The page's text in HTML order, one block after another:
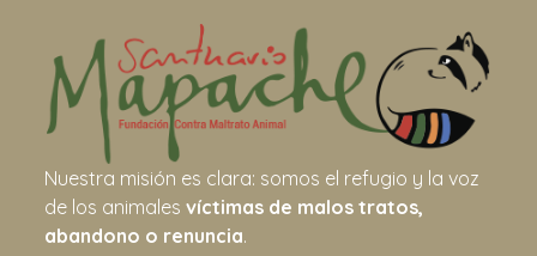
Nuestra misión es clara: somos el refugio y la voz
de los animales víctimas de malos tratos,
abandono o renuncia.